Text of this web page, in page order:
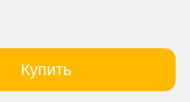
Купить